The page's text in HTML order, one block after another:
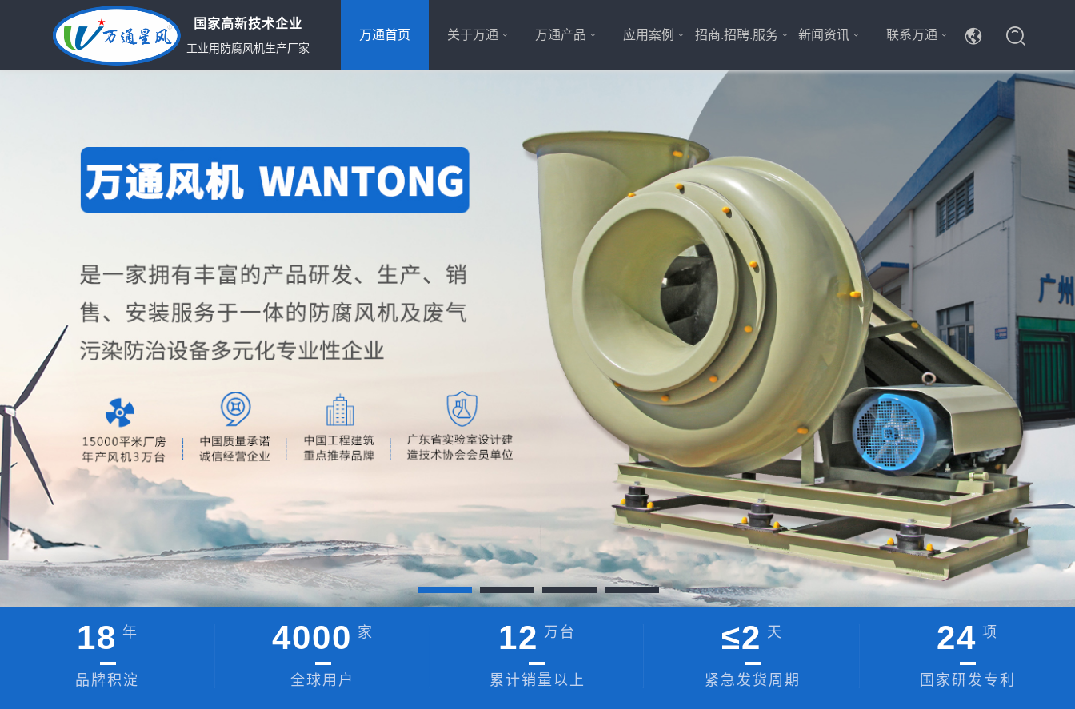
国家高新技术企业
工业用防腐风机生产厂家
万通首页 关于万通 万通产品 应用案例 招商.招聘.服务 新闻资讯 联系万通
18 年
品牌积淀
4000 家
全球用户
12 万台
累计销量以上
≤2 天
紧急发货周期
24 项
国家研发专利